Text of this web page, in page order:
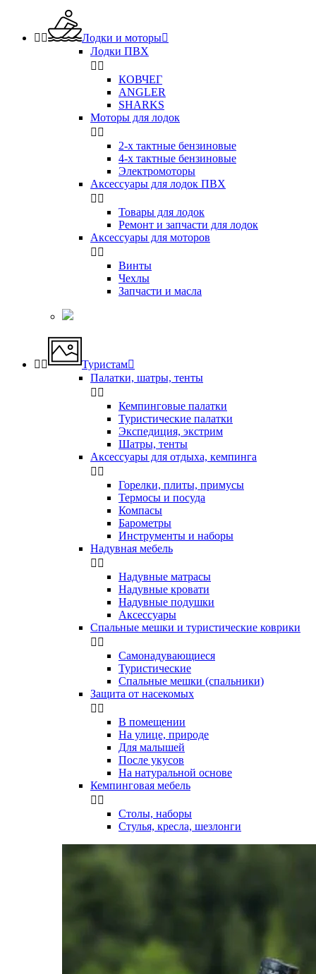
  Лодки и моторы
Лодки ПВХ
 
КОВЧЕГ
ANGLER
SHARKS
Моторы для лодок
 
2-х тактные бензиновые
4-х тактные бензиновые
Электромоторы
Аксессуары для лодок ПВХ
 
Товары для лодок
Ремонт и запчасти для лодок
Аксессуары для моторов
 
Винты
Чехлы
Запчасти и масла
  Туристам
Палатки, шатры, тенты
 
Кемпинговые палатки
Туристические палатки
Экспедиция, экстрим
Шатры, тенты
Аксессуары для отдыха, кемпинга
 
Горелки, плиты, примусы
Термосы и посуда
Компасы
Бapoмeтpы
Инструменты и наборы
Надувная мебель
 
Надувные матрасы
Надувные кровати
Надувные подушки
Аксессуары
Спальные мешки и туристические коврики
 
Самонадувающиеся
Туристические
Спальные мешки (спальники)
Защита от насекомых
 
В помещении
На улице, природе
Для малышей
После укусов
На натуральной основе
Кемпинговая мебель
 
Столы, наборы
Стулья, кресла, шезлонги